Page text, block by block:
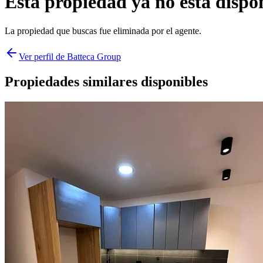
La propiedad que buscas fue eliminada por el agente.
Ver perfil de Batteca Group
Propiedades similares disponibles